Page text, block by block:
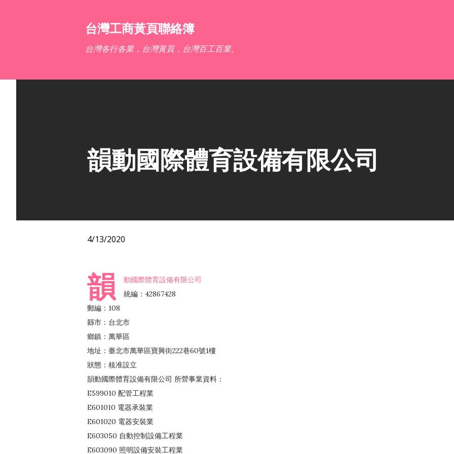
台灣工商黃頁聯絡簿
台灣各行各業，台灣黃頁，台灣百工百業。
韻動國際體育設備有限公司
4/13/2020
韻
動國際體育設備有限公司
統編：42867428
郵編：108
縣市：台北市
鄉鎮：萬華區
地址：臺北市萬華區寶興街222巷60號1樓
狀態：核准設立
韻動國際體育設備有限公司 所營事業資料：
E599010 配管工程業
E601010 電器承裝業
E601020 電器安裝業
E603050 自動控制設備工程業
E603090 照明設備安裝工程業